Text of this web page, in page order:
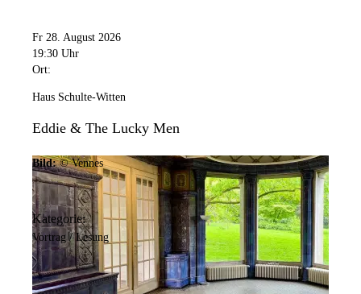
Fr 28. August 2026
19:30 Uhr
Ort:
Haus Schulte-Witten
Eddie & The Lucky Men
Bild: © Vennes
Kategorie:
Vortrag / Lesung